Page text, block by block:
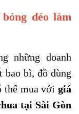
dẻo làm
những doanh
bao bì, đồ dùng
thể mua vớigiá
tại Sài Gòn